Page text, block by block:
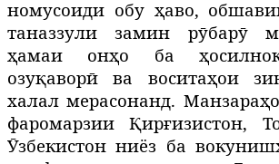
номусоиди обу ҳаво,
таназзули замин рӯбарӯ
ҳамаи онҳо ба
озуқаворӣ ва воситаҳои
халал мерасонанд.
фаромарзии Қирғизистон,
Ӯзбекистон ниёз ба